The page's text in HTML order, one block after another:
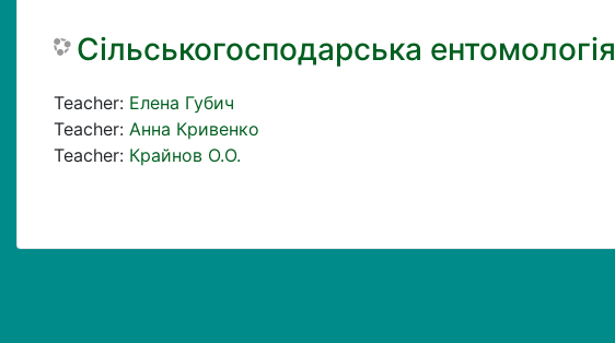
Сільськогосподарська ентомологія
Teacher: Елена Губич
Teacher: Анна Кривенко
Teacher: Крайнов О.О.